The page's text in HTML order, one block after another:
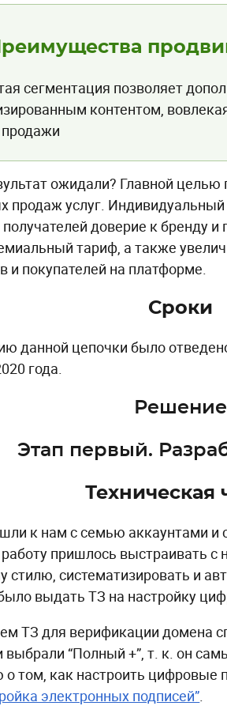
сегментация позволяет
контентом,
ожидали? Главной
продаж услуг.
получателей доверие к бренду
тариф, а также
и покупателей на платформе.
Сроки
данной цепочки было
года.
Решение
Этап первый.
Техническая
к нам с семью аккаунтами и
пришлось выстраивать с
стилю, систематизировать и
выдать ТЗ на настройку
ТЗ для верификации домена
“Полный +”, т. к. он
том, как настроить цифровые
электронных подписей”.